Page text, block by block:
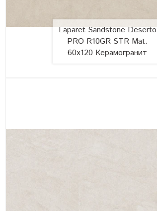
Laparet Sandstone Deserto
PRO R10GR STR Mat.
60x120 Керамогранит